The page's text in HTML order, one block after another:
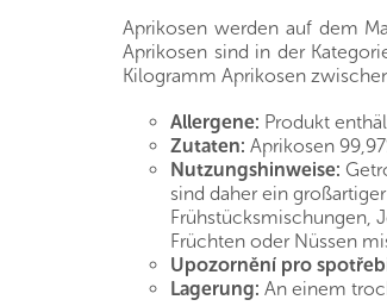
Aprikosen werden auf dem
Aprikosen sind in der
Kilogramm Aprikosen
Allergene: Produkt
Zutaten: Aprikosen
Nutzungshinweise:
sind daher ein
Frühstücksmischungen,
Früchten oder Nüssen
Upozornění pro
Lagerung: An einem